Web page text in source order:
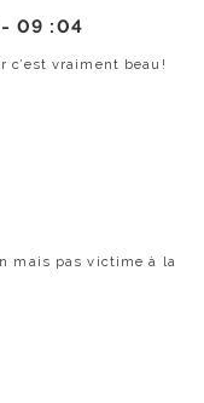
-09 :04
c’est vraiment beau!
mais pas victime à la